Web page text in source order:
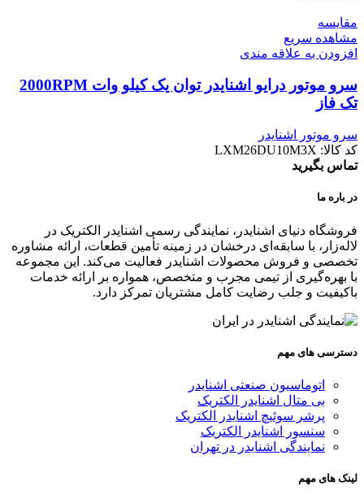
مقایسه
مشاهده سریع
افزودن به علاقه مندی
سرو موتور درایو اشنایدر توان یک کیلو وات 2000RPM
تک فاز
سرو موتور اشنایدر
کد کالا: LXM26DU10M3X
تماس بگیرید
در باره ما
فروشگاه دنیای اشنایدر، نمایندگی رسمی اشنایدر الکتریک در
لاله‌زار، با سابقه‌ای درخشان در زمینه تأمین قطعات، ارائه مشاوره
تخصصی و فروش محصولات اشنایدر فعالیت می‌کند. این مجموعه
با بهره‌گیری از تیمی مجرب و متخصص، همواره بر ارائه خدمات
باکیفیت و جلب رضایت کامل مشتریان تمرکز دارد.
دسترسی های مهم
اتوماسیون صنعتی اشنایدر
بی متال اشنایدر الکتریک
پرشر سوئیچ اشنایدر الکتریک
سنسور اشنایدر الکتریک
نمایندگی اشنایدر در تهران
لینک های مهم